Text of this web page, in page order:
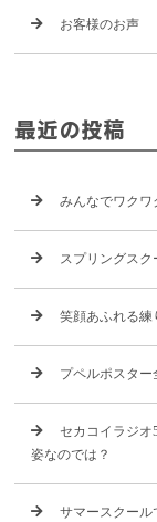
お客様のお声
最近の投稿
みんなでワクワ
スプリングスク
笑顔あふれる練
プペルポスター
セカコイラジオ
姿なのでは？
サマースクール